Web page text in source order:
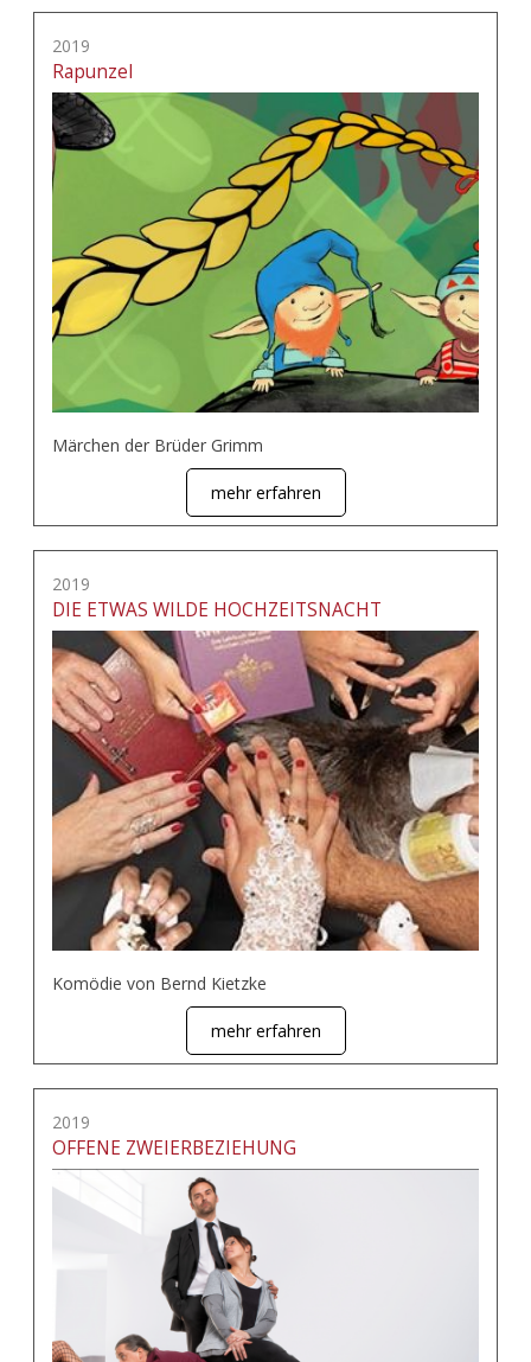
2019
Rapunzel
Märchen der Brüder Grimm
mehr erfahren
2019
DIE ETWAS WILDE HOCHZEITSNACHT
Komödie von Bernd Kietzke
mehr erfahren
2019
OFFENE ZWEIERBEZIEHUNG